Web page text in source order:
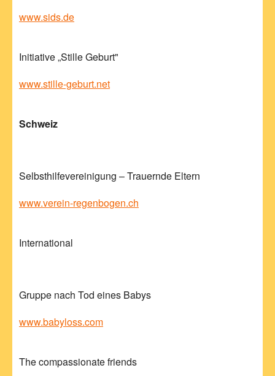
www.sids.de
Initiative „Stille Geburt"
www.stille-geburt.net
Schweiz
Selbsthilfevereinigung – Trauernde Eltern
www.verein-regenbogen.ch
International
Gruppe nach Tod eines Babys
www.babyloss.com
The compassionate friends